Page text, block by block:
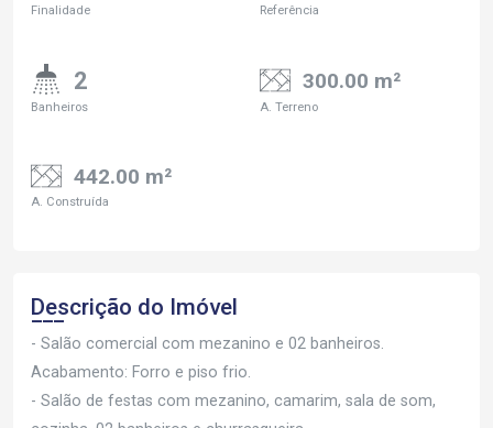
Finalidade Referência
2
Banheiros
300.00 m²
A. Terreno
442.00 m²
A. Construída
Descrição do Imóvel
- Salão comercial com mezanino e 02 banheiros.
Acabamento: Forro e piso frio.
- Salão de festas com mezanino, camarim, sala de som,